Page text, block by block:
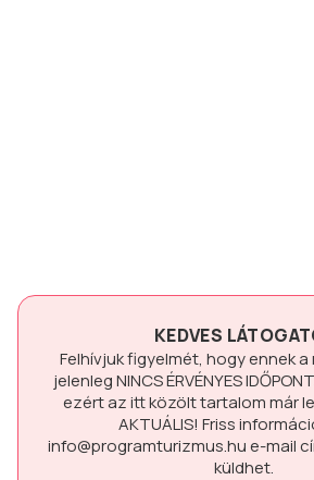
KEDVES
Felhívjuk figyelmét, hogy ennek
jelenlegNINCS ÉRVÉNYES
ezért az itt közölt tartalom már
AKTUÁLIS! Friss
info@programturizmus.hue-mail
küldhet.